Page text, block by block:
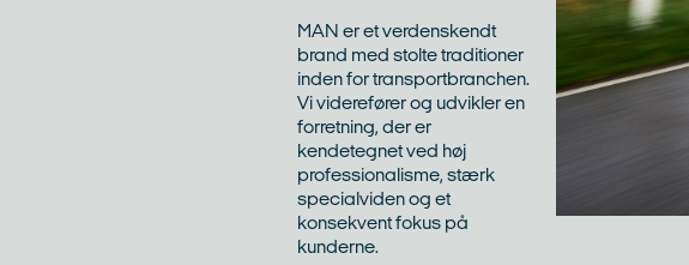
MAN er et verdenskendt
brand med stolte traditioner
inden for transportbranchen.
Vi viderefører og udvikler en
forretning, der er
kendetegnet ved høj
professionalisme, stærk
specialviden og et
konsekvent fokus på
kunderne.